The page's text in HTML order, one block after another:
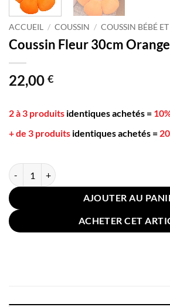
ACCUEIL / COUSSIN / COUSSIN BÉBÉ
Coussin Fleur 30cm Orange
22,00 €
2 à 3 produits identiques achetés =
+ de 3 produits identiques achetés =
quantité de Coussin Fleur 30cm Orange
AJOUTER AU
ACHETER CET